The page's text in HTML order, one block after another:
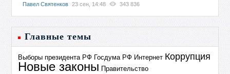
Павел Святенков 23 сен, 14:48 343 836
Главные темы
Выборы президента РФ Госдума РФ Интернет Коррупция
Новые законы Правительство